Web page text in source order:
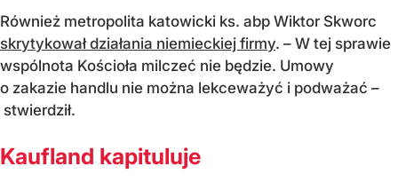
Również metropolita katowicki ks. abp Wiktor Skworc
skrytykował działania niemieckiej firmy. – W tej sprawie
wspólnota Kościoła milczeć nie będzie. Umowy
o zakazie handlu nie można lekceważyć i podważać –
stwierdził.
Kaufland kapituluje